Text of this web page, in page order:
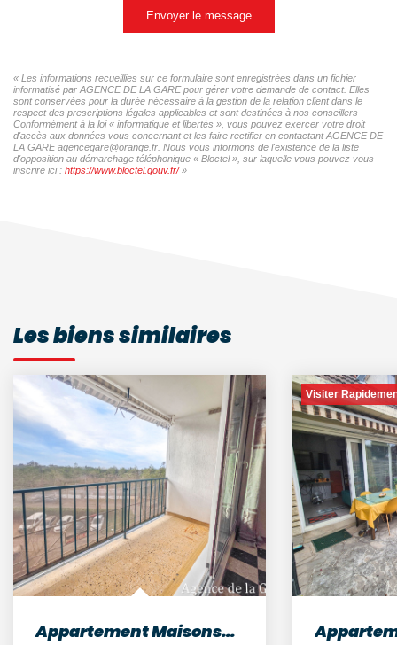
Envoyer le message
« Les informations recueillies sur ce formulaire sont enregistrées dans un fichier
informatisé par AGENCE DE LA GARE pour gérer votre demande de contact. Elles
sont conservées pour la durée nécessaire à la gestion de la relation client dans le
respect des prescriptions légales applicables et sont destinées à nos conseillers
Conformément à la loi « informatique et libertés », vous pouvez exercer votre droit
d'accès aux données vous concernant et les faire rectifier en contactant AGENCE DE
LA GARE agencegare@orange.fr. Nous vous informons de l'existence de la liste
d'opposition au démarchage téléphonique « Bloctel », sur laquelle vous pouvez vous
inscrire ici : https://www.bloctel.gouv.fr/»
Les biens similaires
Appartement Maisons-Laffitte 3 pièces 48.88 m2
Visiter